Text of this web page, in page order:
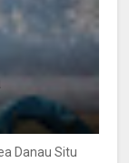
Danau Situ